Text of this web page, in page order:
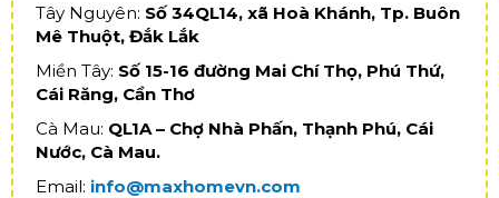
Tây Nguyên: Số 34QL14, xã Hoà Khánh, Tp. Buôn
Mê Thuột, Đắk Lắk
Miền Tây: Số 15-16 đường Mai Chí Thọ, Phú Thứ,
Cái Răng, Cần Thơ
Cà Mau: QL1A – Chợ Nhà Phấn, Thạnh Phú, Cái
Nước, Cà Mau.
Email: info@maxhomevn.com